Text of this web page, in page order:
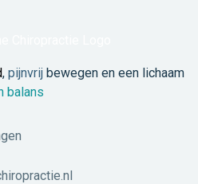
, pijnvrij bewegen en een lichaam
balans